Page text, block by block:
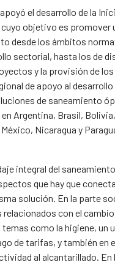
el desarrollo de la
objetivo es promover
desde los ámbitos
sectorial, hasta los de
y la provisión de
de apoyo al desarrollo
de saneamiento
Argentina, Brasil,
Nicaragua y
integral del
que hay que
solución. En la parte
con el
como la higiene, un
de tarifas, y también en
al alcantarillado. En